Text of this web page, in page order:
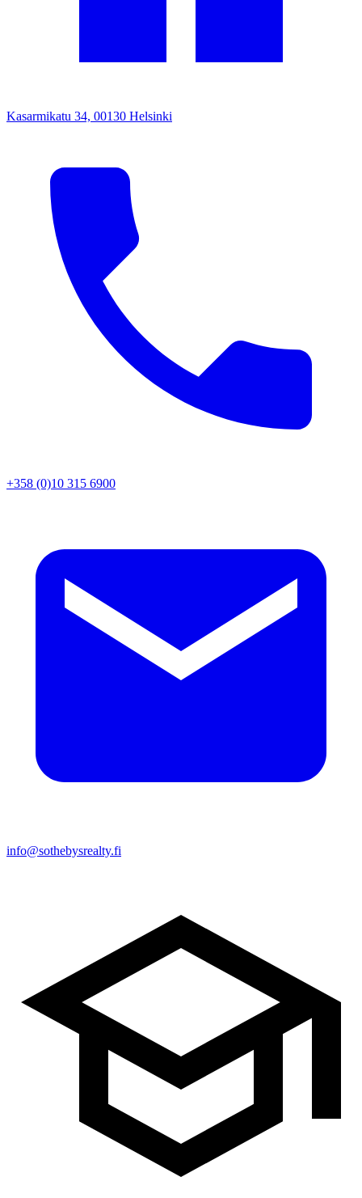
Kasarmikatu 34, 00130 Helsinki
+358 (0)10 315 6900
info@sothebysrealty.fi